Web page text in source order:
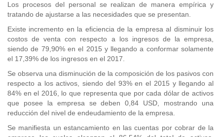
Los procesos del personal se realizan de manera empírica y
tratando de ajustarse a las necesidades que se presentan.
Existe incremento en la eficiencia de la empresa al disminuir los
costos de venta con respecto a los ingresos de la empresa,
siendo de 79,90% en el 2015 y llegando a conformar solamente
el 17,39% de los ingresos en el 2017.
Se observa una disminución de la composición de los pasivos con
respecto a los activos, siendo del 93% en el 2015 y llegando al
84% en el 2016, lo que representa que por cada dólar de activos
que posee la empresa se deben 0,84 USD, mostrando una
reducción del nivel de endeudamiento de la empresa.
Se manifiesta un estancamiento en las cuentas por cobrar de la